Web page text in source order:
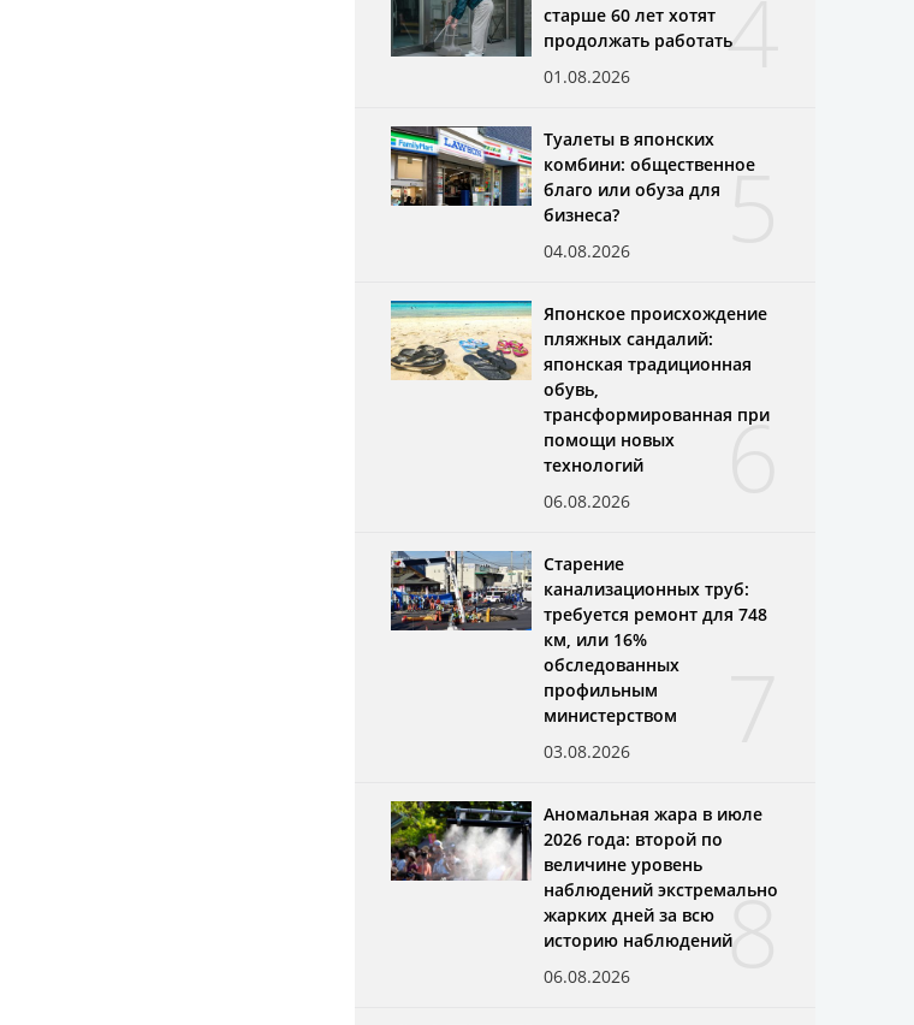
4
старше 60 лет хотят
продолжать работать
01.08.2026
5
Туалеты в японских
комбини: общественное
благо или обуза для
бизнеса?
04.08.2026
6
Японское происхождение
пляжных сандалий:
японская традиционная
обувь,
трансформированная при
помощи новых
технологий
06.08.2026
Старение
канализационных труб:
требуется ремонт для 748
км, или 16%
обследованных
профильным
министерством
03.08.2026
8
Аномальная жара в июле
2026 года: второй по
величине уровень
наблюдений экстремально
жарких дней за всю
историю наблюдений
06.08.2026